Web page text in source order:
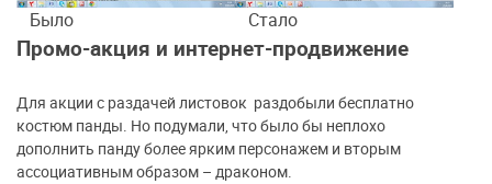
Было Стало
Промо-акция и интернет-продвижение
Для акции с раздачей листовок раздобыли бесплатно
костюм панды. Но подумали, что было бы неплохо
дополнить панду более ярким персонажем и вторым
ассоциативным образом – драконом.